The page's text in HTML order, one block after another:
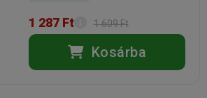
1 287 Ft 1 609 Ft
Kosárba